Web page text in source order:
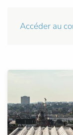
Accéder au